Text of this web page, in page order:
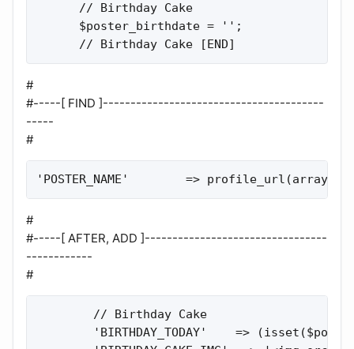
      // Birthday Cake
      $poster_birthdate = '';
      // Birthday Cake [END]
#
#-----[ FIND ]----------------------------------------
-----
#
'POSTER_NAME'        =>
#
#-----[ AFTER, ADD ]---------------------------------
------------
#
        // Birthday Cake
'BIRTHDAY_TODAY'    =>